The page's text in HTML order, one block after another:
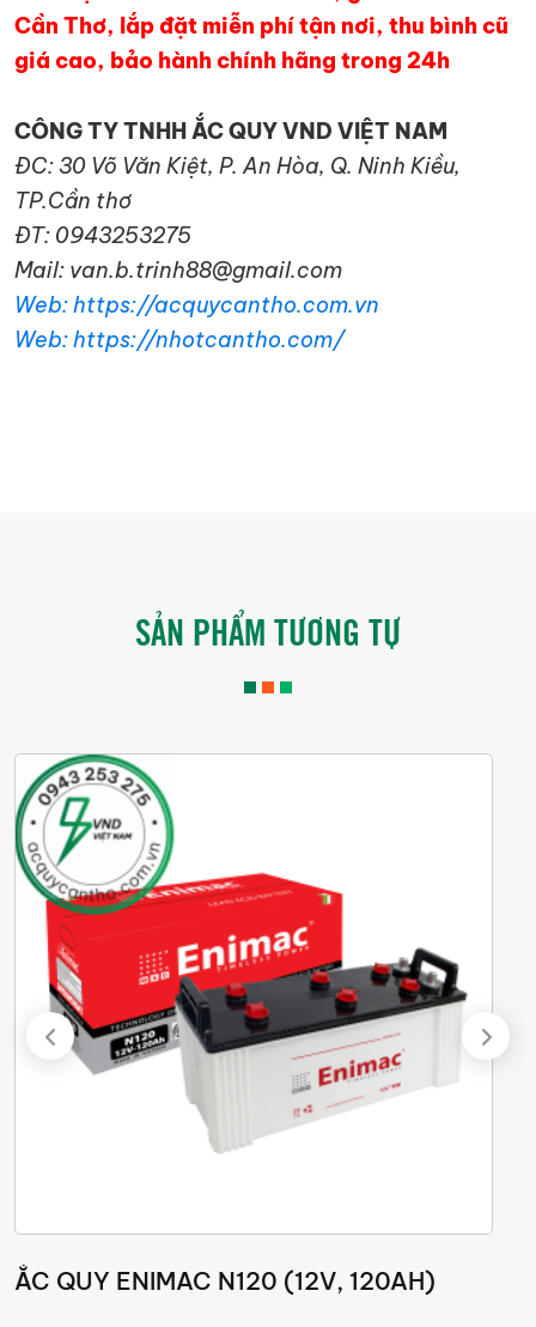
Cần Thơ, lắp đặt miễn phí tận nơi, thu bình cũ
giá cao, bảo hành chính hãng trong 24h
CÔNG TY TNHH ẮC QUY VND VIỆT NAM
ĐC: 30 Võ Văn Kiệt, P. An Hòa, Q. Ninh Kiều,
TP.Cần thơ
ĐT: 0943253275
Mail: van.b.trinh88@gmail.com
Web: https://acquycantho.com.vn
Web: https://nhotcantho.com/
SẢN PHẨM TƯƠNG TỰ
ẮC QUY ENIMAC N120 (12V, 120AH)